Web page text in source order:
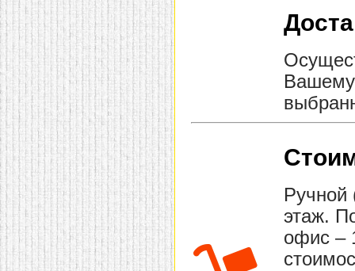
Вашему
Ручной
этаж.
офис –